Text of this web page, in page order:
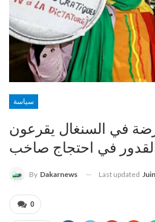
سياسة
في السنغال يقرعون
By Dakarnews Last updated
0